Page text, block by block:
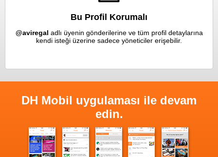
Bu Profil Korumalı
@aviregal adlı üyenin gönderilerine ve tüm profil detaylarına
kendi isteği üzerine sadece yöneticiler erişebilir.
DH Mobil uygulaması ile devam
edin.